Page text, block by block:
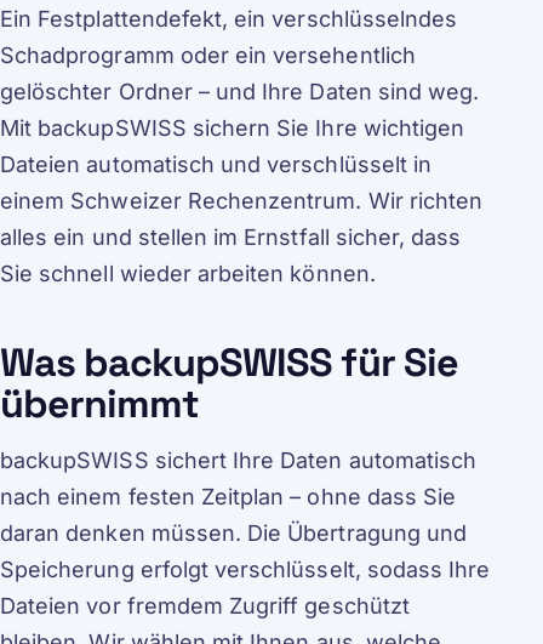
Ein Festplattendefekt, ein verschlüsselndes
Schadprogramm oder ein versehentlich
gelöschter Ordner – und Ihre Daten sind weg.
Mit backupSWISS sichern Sie Ihre wichtigen
Dateien automatisch und verschlüsselt in
einem Schweizer Rechenzentrum. Wir richten
alles ein und stellen im Ernstfall sicher, dass
Sie schnell wieder arbeiten können.
Was backupSWISS für Sie
übernimmt
backupSWISS sichert Ihre Daten automatisch
nach einem festen Zeitplan – ohne dass Sie
daran denken müssen. Die Übertragung und
Speicherung erfolgt verschlüsselt, sodass Ihre
Dateien vor fremdem Zugriff geschützt